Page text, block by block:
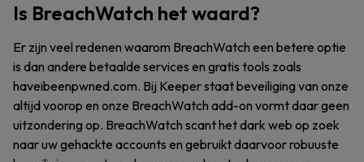
Is BreachWatch het waard?
Er zijn veel redenen waarom BreachWatch een betere optie
is dan andere betaalde services en gratis tools zoals
haveibeenpwned.com. Bij Keeper staat beveiliging van onze
altijd voorop en onze BreachWatch add-on vormt daar geen
uitzondering op. BreachWatch scant het dark web op zoek
naar uw gehackte accounts en gebruikt daarvoor robuuste